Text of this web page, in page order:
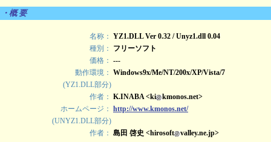
・概 要
名称： YZ1.DLL Ver 0.32 / Unyz1.dll 0.04
種別：
フリーソフト
価格： ---
動作環境： Windows9x/Me/NT/200x/XP/Vista/7
(YZ1.DLL部分)
作者： K.INABA <ki
kmonos.net>
ホームページ： http://www.kmonos.net/
(UNYZ1.DLL部分)
作者： 島田 啓史 <hirosoft
valley.ne.jp>